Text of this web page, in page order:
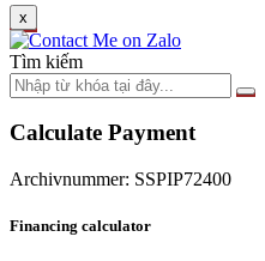
x
Tìm kiếm
Calculate Payment
Archivnummer: SSPIP72400
Financing calculator